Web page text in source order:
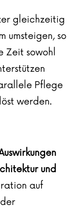
gleichzeitig
umsteigen, so
Zeit sowohl
Pflege
werden.
und
auf